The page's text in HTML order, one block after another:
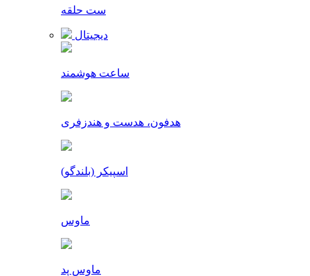
ست حلقه
دیجیتال
ساعت هوشمند
هدفون، هدست و هندزفری
اسپیکر (بلندگو)
ماوس
ماوس پد